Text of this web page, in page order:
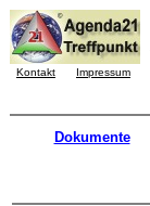
Kontakt Impressum
Dokumente